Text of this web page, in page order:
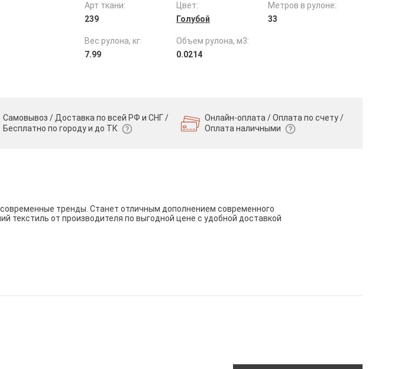
Арт ткани:
239
Цвет:
Голубой
Метров в рулоне:
33
Вес рулона, кг:
7.99
Объем рулона, м3:
0.0214
Самовывоз / Доставка по всей РФ и СНГ /
Бесплатно по городу и до ТК
Онлайн-оплата / Оплата по счету /
Оплата наличными
тренды. Станет отличным дополнением современного
текстиль от производителя по выгодной цене с удобной доставкой